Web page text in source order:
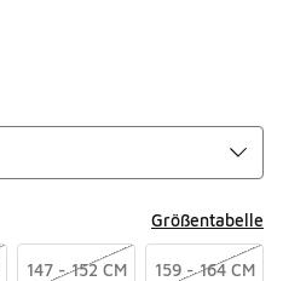
Größentabelle
147 - 152 CM 159 - 164 CM